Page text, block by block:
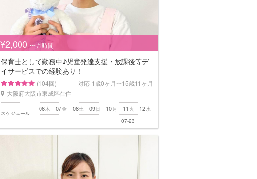
¥2,000 〜 /1時間
保育士として勤務中♪児童発達支援・放課後等デ
イサービスでの経験あり！
(104回) 対応 1歳0ヶ月〜15歳11ヶ月
大阪府大阪市東成区在住
スケジュール
木
06 金
07 土
08 日
09 月
10 火
11 水
12
07-23